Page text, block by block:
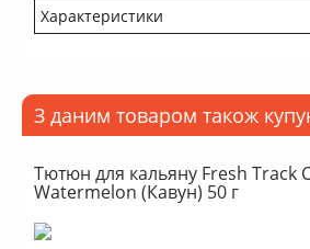
Характеристики
Аромат: Солодкий
Аромат: Фруктовий
Димність: Багато
З даним товаром також
Тютюн для кальяну Fresh Track
Watermelon (Кавун) 50 г